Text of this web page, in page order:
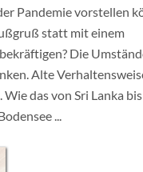
Pandemie vorstellen
statt mit einem
Die
Alte
das von Sri Lanka bis
...